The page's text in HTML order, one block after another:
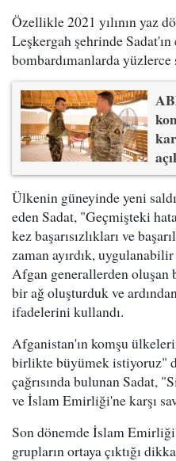
Özellikle 2021 yılının yaz
Leşkergah şehrinde
bombardımanlarda
Ülkenin güneyinde yeni
eden Sadat, "Geçmişteki
kez başarısızlıkları ve
zaman ayırdık,
Afgan generallerden oluşan
bir ağ oluşturduk ve
ifadelerini kullandı.
Afganistan'ın komşu
birlikte büyümek istiyoruz"
çağrısında bulunan Sadat,
ve İslam Emirliği'ne karşı
Son dönemde İslam
grupların ortaya çıktığı